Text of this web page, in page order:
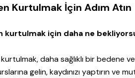
Kurtulmak İçin Adım Atın
kurtulmak için daha ne
daha sağlıklı bir bedene
gelin, kaydınızı yaptırın ve